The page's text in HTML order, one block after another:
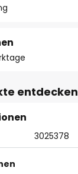
entdecken
3025378